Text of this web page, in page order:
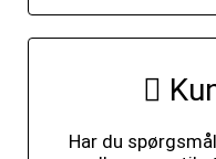
Har du